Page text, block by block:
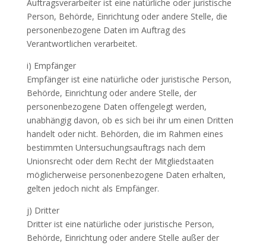
Auftragsverarbeiter ist eine natürliche oder juristische
Person, Behörde, Einrichtung oder andere Stelle, die
personenbezogene Daten im Auftrag des
Verantwortlichen verarbeitet.
i) Empfänger
Empfänger ist eine natürliche oder juristische Person,
Behörde, Einrichtung oder andere Stelle, der
personenbezogene Daten offengelegt werden,
unabhängig davon, ob es sich bei ihr um einen Dritten
handelt oder nicht. Behörden, die im Rahmen eines
bestimmten Untersuchungsauftrags nach dem
Unionsrecht oder dem Recht der Mitgliedstaaten
möglicherweise personenbezogene Daten erhalten,
gelten jedoch nicht als Empfänger.
j) Dritter
Dritter ist eine natürliche oder juristische Person,
Behörde, Einrichtung oder andere Stelle außer der